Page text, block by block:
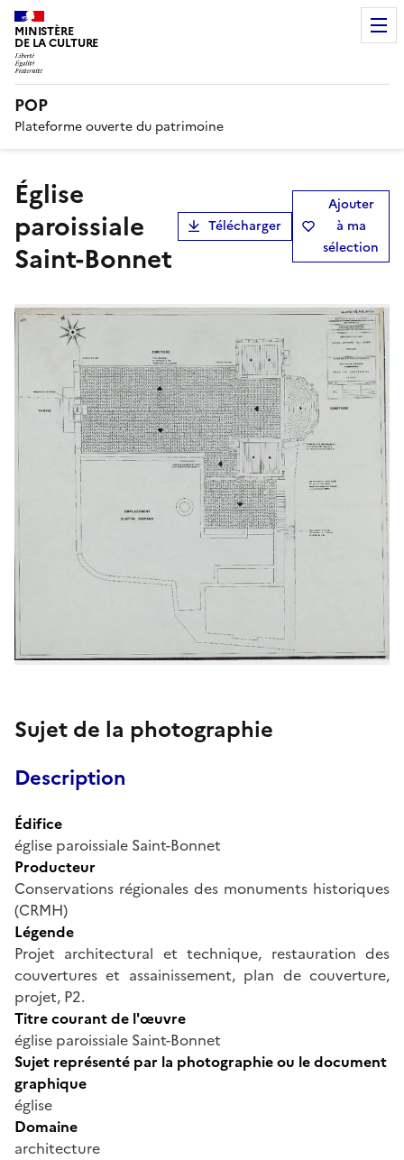
MINISTÈRE
DE LA CULTURE
POP
Plateforme ouverte du patrimoine
église
paroissiale
Saint-Bonnet
Télécharger
Ajouter
à ma
sélection
Sujet de la photographie
Description
Édifice
église paroissiale Saint-Bonnet
Producteur
Conservations régionales des monuments historiques
(CRMH)
Légende
Projet architectural et technique, restauration des
couvertures et assainissement, plan de couverture,
projet, P2.
Titre courant de l'œuvre
église paroissiale Saint-Bonnet
Sujet représenté par la photographie ou le document
graphique
église
Domaine
architecture